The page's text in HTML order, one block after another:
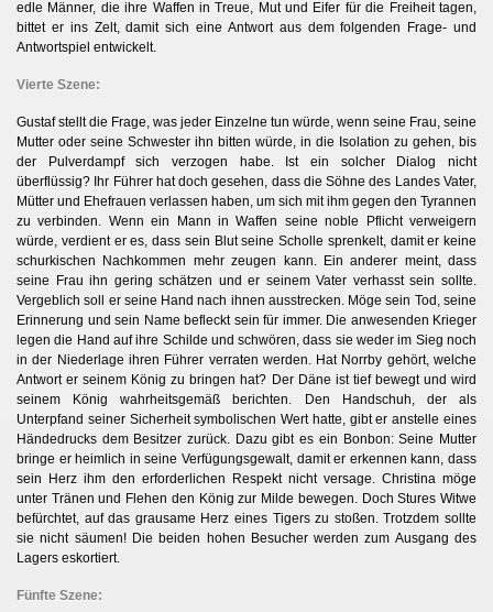
edle Männer, die ihre Waffen in Treue, Mut und Eifer für die Freiheit tagen,
bittet er ins Zelt, damit sich eine Antwort aus dem folgenden Frage- und
Antwortspiel entwickelt.
Vierte Szene:
Gustaf stellt die Frage, was jeder Einzelne tun würde, wenn seine Frau, seine
Mutter oder seine Schwester ihn bitten würde, in die Isolation zu gehen, bis
der Pulverdampf sich verzogen habe. Ist ein solcher Dialog nicht
überflüssig? Ihr Führer hat doch gesehen, dass die Söhne des Landes Vater,
Mütter und Ehefrauen verlassen haben, um sich mit ihm gegen den Tyrannen
zu verbinden. Wenn ein Mann in Waffen seine noble Pflicht verweigern
würde, verdient er es, dass sein Blut seine Scholle sprenkelt, damit er keine
schurkischen Nachkommen mehr zeugen kann. Ein anderer meint, dass
seine Frau ihn gering schätzen und er seinem Vater verhasst sein sollte.
Vergeblich soll er seine Hand nach ihnen ausstrecken. Möge sein Tod, seine
Erinnerung und sein Name befleckt sein für immer. Die anwesenden Krieger
legen die Hand auf ihre Schilde und schwören, dass sie weder im Sieg noch
in der Niederlage ihren Führer verraten werden. Hat Norrby gehört, welche
Antwort er seinem König zu bringen hat? Der Däne ist tief bewegt und wird
seinem König wahrheitsgemäß berichten. Den Handschuh, der als
Unterpfand seiner Sicherheit symbolischen Wert hatte, gibt er anstelle eines
Händedrucks dem Besitzer zurück. Dazu gibt es ein Bonbon: Seine Mutter
bringe er heimlich in seine Verfügungsgewalt, damit er erkennen kann, dass
sein Herz ihm den erforderlichen Respekt nicht versage. Christina möge
unter Tränen und Flehen den König zur Milde bewegen. Doch Stures Witwe
befürchtet, auf das grausame Herz eines Tigers zu stoßen. Trotzdem sollte
sie nicht säumen! Die beiden hohen Besucher werden zum Ausgang des
Lagers eskortiert.
Fünfte Szene: